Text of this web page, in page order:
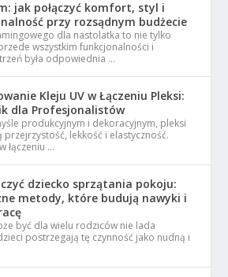
jak połączyć komfort, styl i
przy rozsądnym budżecie
dla nastolatka to nie tylko
wszystkim funkcjonalności i
była odpowiednia …
Kleju UV w Łączeniu Pleksi:
dla Profesjonalistów
produkcyjnym i dekoracyjnym, pleksi
przejrzystość, lekkość i elastyczność.
łączeniu …
dziecko sprzątania pokoju:
metody, które budują nawyki i
być dla wielu rodziców nie lada
postrzegają tę czynność jako nudną i